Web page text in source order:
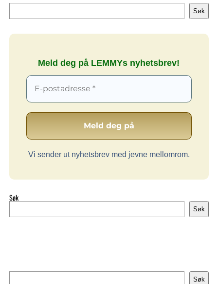
Søk
Søk
Meld deg på LEMMYs nyhetsbrev!
Vi sender ut nyhetsbrev med jevne mellomrom.
Søk
Søk
Søk
Søk